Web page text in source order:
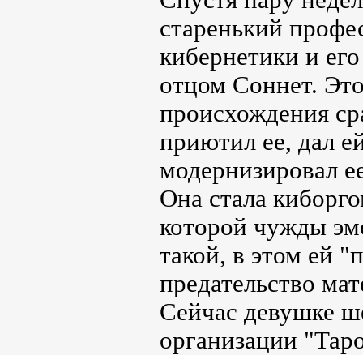
старенький
кибернетики и
отцом Соннет.
происхождения
приютил ее, дал
модернизировал
Она стала
которой чужды
такой, в этом ей
предательство
Сейчас девушке
организации